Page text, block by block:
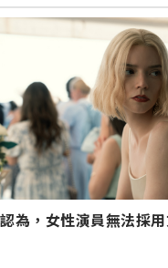
為，女性演員無法採